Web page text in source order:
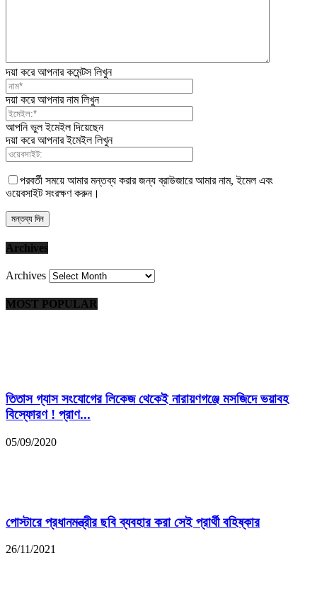
দয়া করে আপনার কমেন্টস লিখুন
দয়া করে আপনার নাম লিখুন
আপনি ভুল ইমেইল দিয়েছেন
দয়া করে আপনার ইমেইল লিখুন
পরবর্তী সময়ে আমার মন্তব্য করার জন্য ব্রাউজারে আমার নাম, ইমেল এবং
ওয়েবসাইট সংরক্ষণ করুন।
Archives
Archives
MOST POPULAR
তিতাস গ্যাস সংযোগের লিকেজ থেকেই নারায়ণগঞ্জে মসজিদে ভয়াবহ
বিস্ফোরণ ! প্রাণ...
05/09/2020
পোস্টারে প্রধানমন্ত্রীর ছবি ব্যবহার করা সেই প্রার্থী বহিষ্কার
26/11/2021